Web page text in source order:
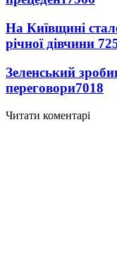
На Київщині
річної дівчини
Зеленський
переговори7018
Читати коментарі